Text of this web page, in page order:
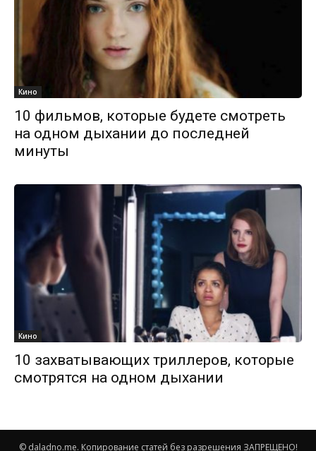
Кино
10 фильмов, которые будете смотреть
на одном дыхании до последней
минуты
Кино
10 захватывающих триллеров, которые
смотрятся на одном дыхании
© daladno.me. Копирование статей без разрешения ЗАПРЕЩЕНО!